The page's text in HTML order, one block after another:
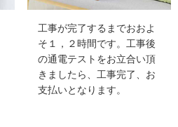
工事が完了するまでおおよ
そ１，２時間です。工事後
の通電テストをお立合い頂
きましたら、工事完了、お
支払いとなります。